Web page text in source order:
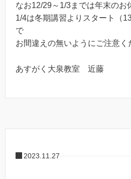
なお12/29～1/3までは年末のお
1/4は冬期講習よりスタート（
で
お間違えの無いようにご注意く
あすがく大泉教室 近藤
2023.11.27